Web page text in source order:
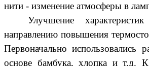
нити - изменение атмосферы в
Улучшение
направлению повышения
Первоначально использовались
основе бамбука, хлопка и т.д.